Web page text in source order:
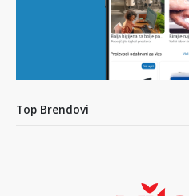
Top Brendovi